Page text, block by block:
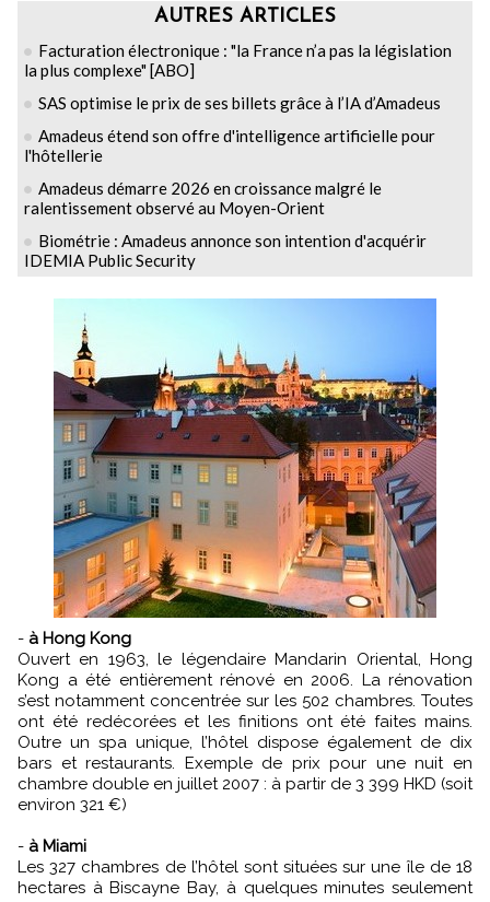
AUTRES ARTICLES
Facturation électronique : "la France n’a pas la législation
la plus complexe" [ABO]
SAS optimise le prix de ses billets grâce à l’IA d’Amadeus
Amadeus étend son offre d'intelligence artificielle pour
l'hôtellerie
Amadeus démarre 2026 en croissance malgré le
ralentissement observé au Moyen-Orient
Biométrie : Amadeus annonce son intention d'acquérir
IDEMIA Public Security
à Hong Kong
Ouvert en 1963, le légendaire Mandarin Oriental, Hong
Kong a été entièrement rénové en 2006. La rénovation
s’est notamment concentrée sur les 502 chambres. Toutes
ont été redécorées et les finitions ont été faites mains.
Outre un spa unique, l’hôtel dispose également de dix
bars et restaurants. Exemple de prix pour une nuit en
chambre double en juillet 2007 : à partir de 3 399 HKD (soit
environ 321 €)
- à Miami
Les 327 chambres de l’hôtel sont situées sur une île de 18
hectares à Biscayne Bay, à quelques minutes seulement